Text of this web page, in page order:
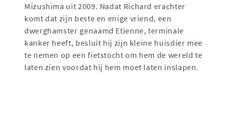
Mizushima uit 2009. Nadat Richard erachter
komt dat zijn beste en enige vriend, een
dwerghamster genaamd Etienne, terminale
kanker heeft, besluit hij zijn kleine huisdier mee
te nemen op een fietstocht om hem de wereld te
laten zien voordat hij hem moet laten inslapen.